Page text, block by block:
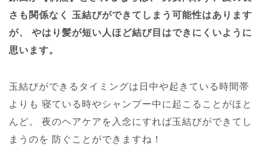
さも関係なく
玉結びができてしまう可能性はあります
が、
やはり髪が短い人ほど結び目はできにくいように
思います。
玉結びができるタイミングは日中や起きている時間帯
よりも 寝ている時やシャンプー中に起こることがほと
んど。
夜のヘアケアを入念にすれば玉結びができてし
まうのを 防ぐことができますね！